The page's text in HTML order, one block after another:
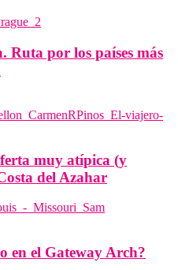
Ruta por los países más
muy atípica (y
del Azahar
en el Gateway Arch?